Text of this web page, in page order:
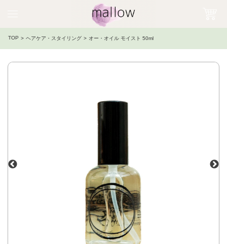
TOP ヘアケア・スタイリング オー・オイル モイスト 50ml